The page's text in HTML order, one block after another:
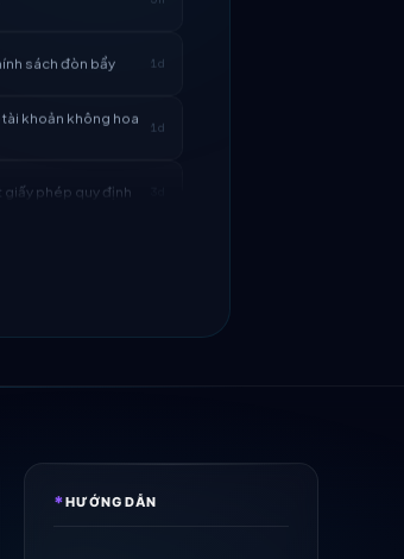
khoản không hoa
1d
*HƯỚNG DẪN